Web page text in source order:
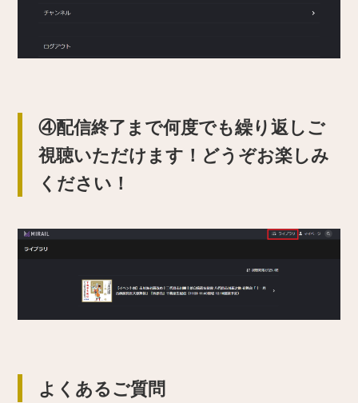
④配信終了まで何度でも繰り返しご
視聴いただけます！どうぞお楽しみ
ください！
よくあるご質問